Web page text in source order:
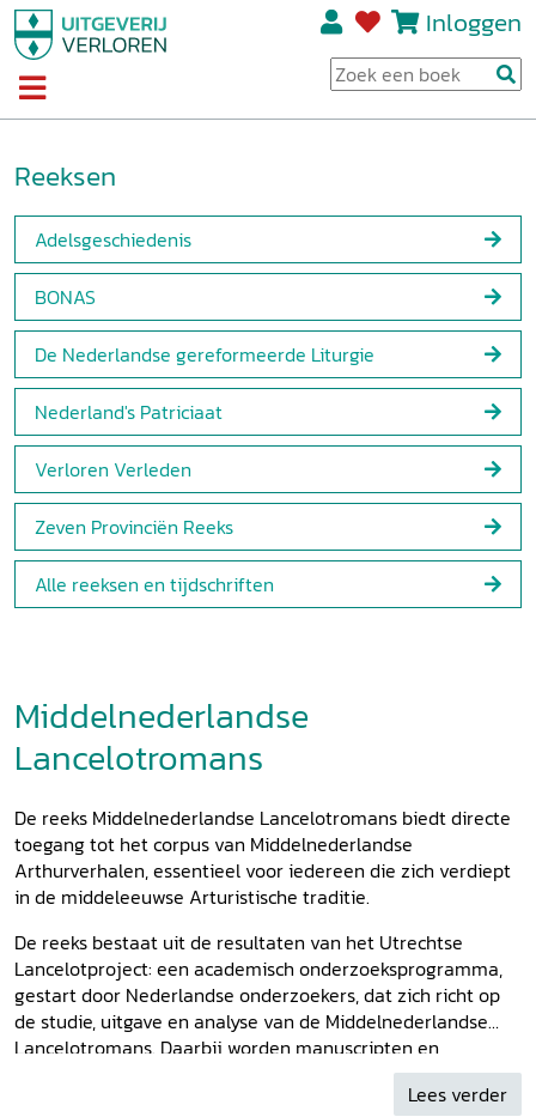
Inloggen
Reeksen
Adelsgeschiedenis
BONAS
De Nederlandse gereformeerde Liturgie
Nederland's Patriciaat
Verloren Verleden
Zeven Provinciën Reeks
Alle reeksen en tijdschriften
Middelnederlandse
Lancelotromans
De reeks Middelnederlandse Lancelotromans biedt directe
toegang tot het corpus van Middelnederlandse
Arthurverhalen, essentieel voor iedereen die zich verdiept
in de middeleeuwse Arturistische traditie.
De reeks bestaat uit de resultaten van het Utrechtse
Lancelotproject: een academisch onderzoeksprogramma,
gestart door Nederlandse onderzoekers, dat zich richt op
de studie, uitgave en analyse van de Middelnederlandse
Lancelotromans. Daarbij worden manuscripten en
vertalingen van de Lancelotcyclus systematisch in kaart
gebracht, met als doel kritische edities en diepgaande
Lees verder